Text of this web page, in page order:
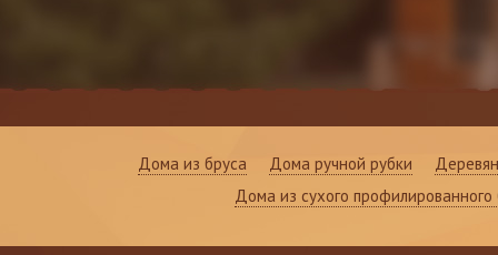
Дома из бруса Дома ручной рубки
Дома из сухого профилированного